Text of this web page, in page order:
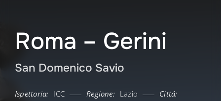
Roma – Gerini
San Domenico Savio
Ispettoria: ICC Regione: Lazio
Cittá: